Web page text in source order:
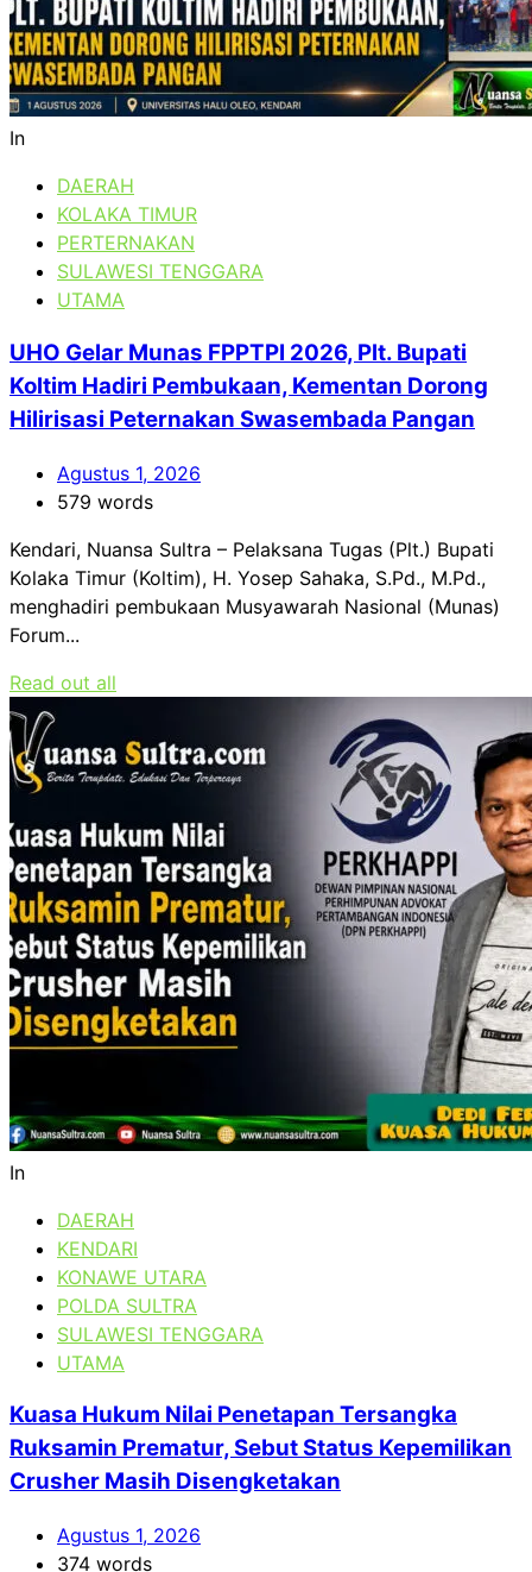
In
DAERAH
KOLAKA TIMUR
PERTERNAKAN
SULAWESI TENGGARA
UTAMA
UHO Gelar Munas FPPTPI 2026, Plt. Bupati
Koltim Hadiri Pembukaan, Kementan Dorong
Hilirisasi Peternakan Swasembada Pangan
Agustus 1, 2026
579 words
Kendari, Nuansa Sultra – Pelaksana Tugas (Plt.) Bupati
Kolaka Timur (Koltim), H. Yosep Sahaka, S.Pd., M.Pd.,
menghadiri pembukaan Musyawarah Nasional (Munas)
Forum...
Read out all
In
DAERAH
KENDARI
KONAWE UTARA
POLDA SULTRA
SULAWESI TENGGARA
UTAMA
Kuasa Hukum Nilai Penetapan Tersangka
Ruksamin Prematur, Sebut Status Kepemilikan
Crusher Masih Disengketakan
Agustus 1, 2026
374 words